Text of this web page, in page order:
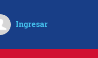
Ingresar